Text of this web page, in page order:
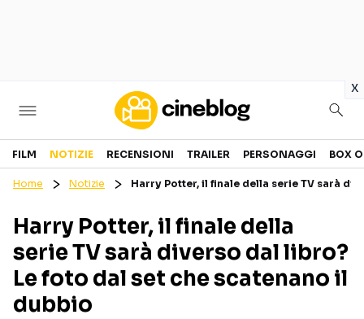
x
Cinema
GENERI
PERSONAGGI
CANALI STREAMING
Categorie
FILM NOTIZIE RECENSIONI TRAILER PERSONAGGI BOX
Home Notizie Harry Potter, il finale della serie TV sarà
Harry Potter, il finale della
serie TV sarà diverso dal libro?
Le foto dal set che scatenano il
dubbio